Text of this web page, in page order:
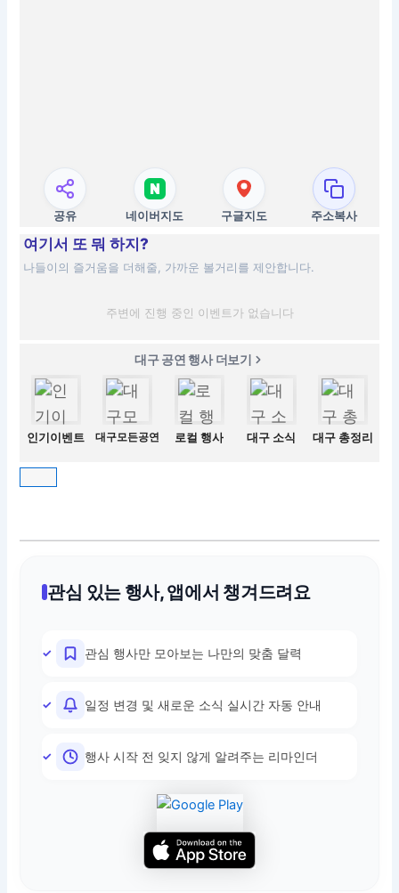
공유 네이버지도 구글지도 주소복사
여기서 또 뭐 하지?
나들이의 즐거움을 더해줄, 가까운 볼거리를 제안합니다.
주변에 진행 중인 이벤트가 없습니다
대구 공연 행사 더보기
인기이벤트 대구모든공연 로컬 행사 대구 소식 대구 총정리
관심 있는 행사, 앱에서 챙겨드려요
관심 행사만 모아보는 나만의 맞춤 달력
일정 변경 및 새로운 소식 실시간 자동 안내
행사 시작 전 잊지 않게 알려주는 리마인더